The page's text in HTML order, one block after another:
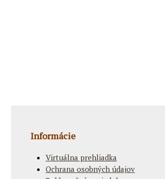
Informácie
Virtuálna prehliadka
Ochrana osobných údajov